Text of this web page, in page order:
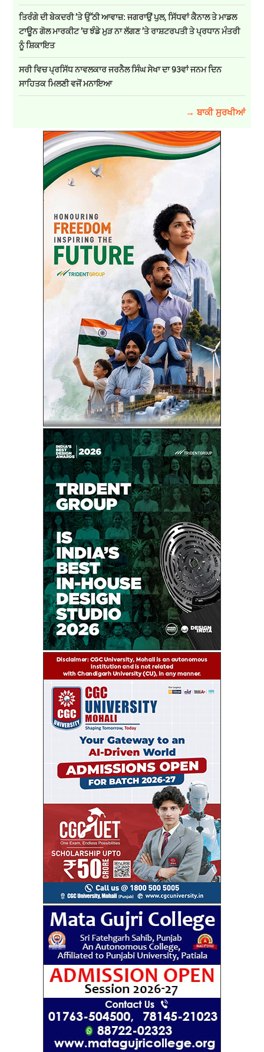
ਤਿਰੰਗੇ ਦੀ ਬੇਕਦਰੀ ’ਤੇ ਉੱਠੀ ਆਵਾਜ਼: ਜਗਰਾਉਂ ਪੁਲ, ਸਿੱਧਵਾਂ ਕੈਨਾਲ ਤੇ ਮਾਡਲ
ਟਾਊਨ ਗੋਲ ਮਾਰਕੀਟ ’ਚ ਝੰਡੇ ਮੁੜ ਨਾ ਲੱਗਣ ’ਤੇ ਰਾਸ਼ਟਰਪਤੀ ਤੇ ਪ੍ਰਧਾਨ ਮੰਤਰੀ
ਨੂੰ ਸ਼ਿਕਾਇਤ
ਸਰੀ ਵਿਚ ਪ੍ਰਸਿੱਧ ਨਾਵਲਕਾਰ ਜਰਨੈਲ ਸਿੰਘ ਸੇਖਾ ਦਾ 93ਵਾਂ ਜਨਮ ਦਿਨ
ਸਾਹਿਤਕ ਮਿਲਣੀ ਵਜੋਂ ਮਨਾਇਆ
→ ਬਾਕੀ ਸੁਰਖੀਆਂ